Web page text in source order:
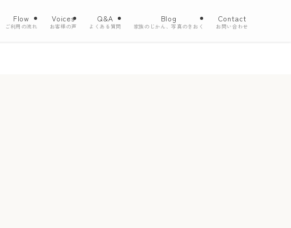
Flow
ご利用の流れ
Voices
お客様の声
Q&A
よくある質問
Blog
家族のじかん、写真のきおく
Contact
お問い合わせ